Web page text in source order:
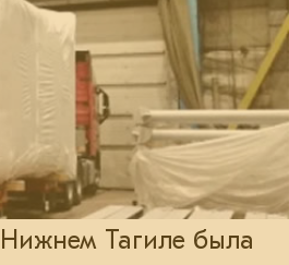
Тагиле была